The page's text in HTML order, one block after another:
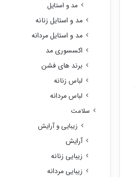
مد و استایل
مد و استایل زنانه
مد و استایل مردانه
اکسسوری مد
برند های فشن
لباس زنانه
لباس مردانه
سلامت
زیبایی و آرایش
آرایش
زیبایی زنانه
زیبایی مردانه